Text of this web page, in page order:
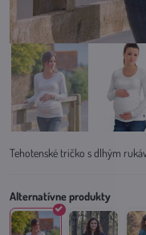
Tehotenské tričko s dlhým